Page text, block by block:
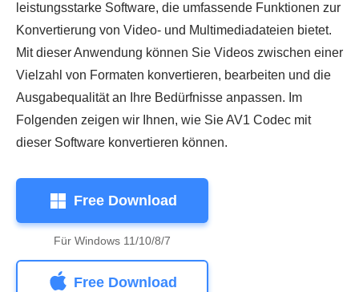
leistungsstarke Software, die umfassende Funktionen zur
Konvertierung von Video- und Multimediadateien bietet.
Mit dieser Anwendung können Sie Videos zwischen einer
Vielzahl von Formaten konvertieren, bearbeiten und die
Ausgabequalität an Ihre Bedürfnisse anpassen. Im
Folgenden zeigen wir Ihnen, wie Sie AV1 Codec mit
dieser Software konvertieren können.
Free Download
Für Windows 11/10/8/7
Free Download